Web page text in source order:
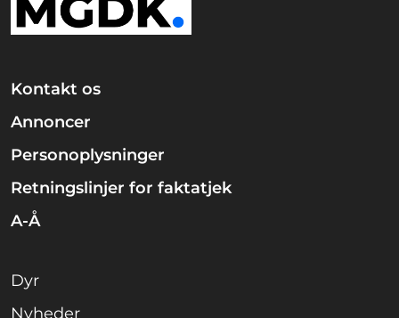
Kontakt os
Annoncer
Personoplysninger
Retningslinjer for faktatjek
A-Å
Dyr
Nyheder